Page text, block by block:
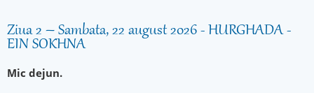
Ziua 2 – Sambata, 22 august 2026 - HURGHADA -
EIN SOKHNA
Mic dejun.